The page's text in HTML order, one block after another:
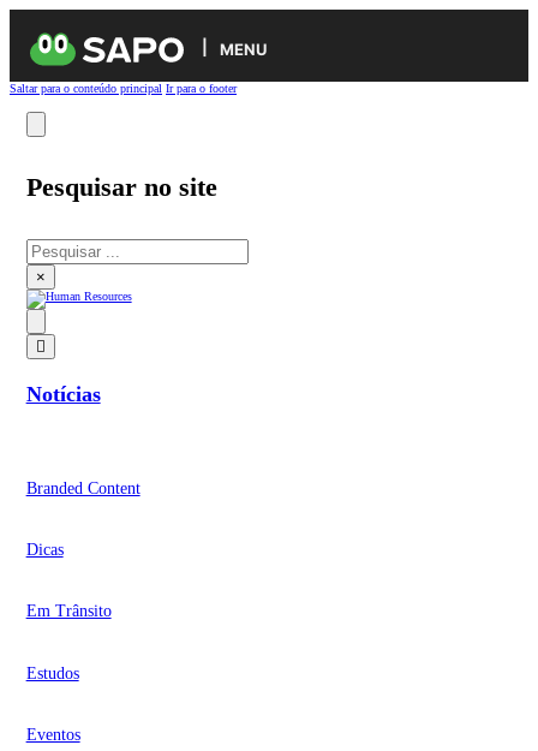
MENU
Saltar para o conteúdo principal Ir para o footer
Pesquisar no site
Pesquisar
×
Notícias
Branded Content
Dicas
Em Trânsito
Estudos
Eventos